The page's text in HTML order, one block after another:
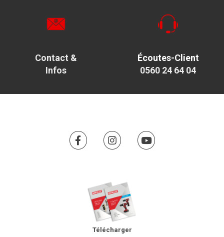
Contact &
Infos
Écoutes-Client
0560 24 64 04
Télécharger